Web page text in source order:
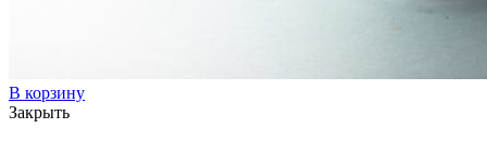
В корзину
Закрыть